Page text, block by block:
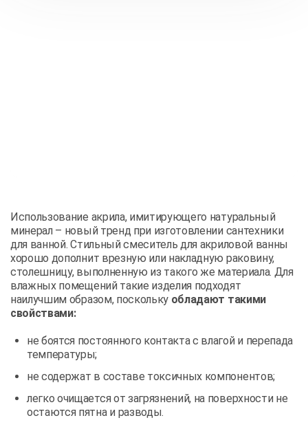
Использование акрила, имитирующего натуральный
минерал – новый тренд при изготовлении сантехники
для ванной. Стильный смеситель для акриловой ванны
хорошо дополнит врезную или накладную раковину,
столешницу, выполненную из такого же материала. Для
влажных помещений такие изделия подходят
наилучшим образом, поскольку обладают такими
свойствами:
не боятся постоянного контакта с влагой и перепада
температуры;
не содержат в составе токсичных компонентов;
легко очищается от загрязнений, на поверхности не
остаются пятна и разводы.